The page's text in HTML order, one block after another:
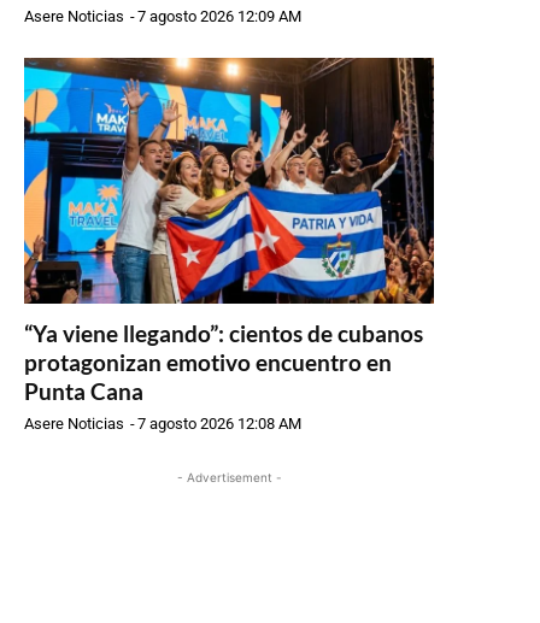
Asere Noticias -7 agosto 2026 12:09 AM
“Ya viene llegando”: cientos de cubanos
protagonizan emotivo encuentro en
Punta Cana
Asere Noticias -7 agosto 2026 12:08 AM
- Advertisement -